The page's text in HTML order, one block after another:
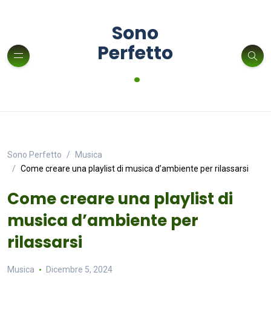
Sono
Perfetto
.
Sono Perfetto
Musica
Come creare una playlist di musica d’ambiente per rilassarsi
Come creare una playlist di
musica d’ambiente per
rilassarsi
Musica Dicembre 5, 2024